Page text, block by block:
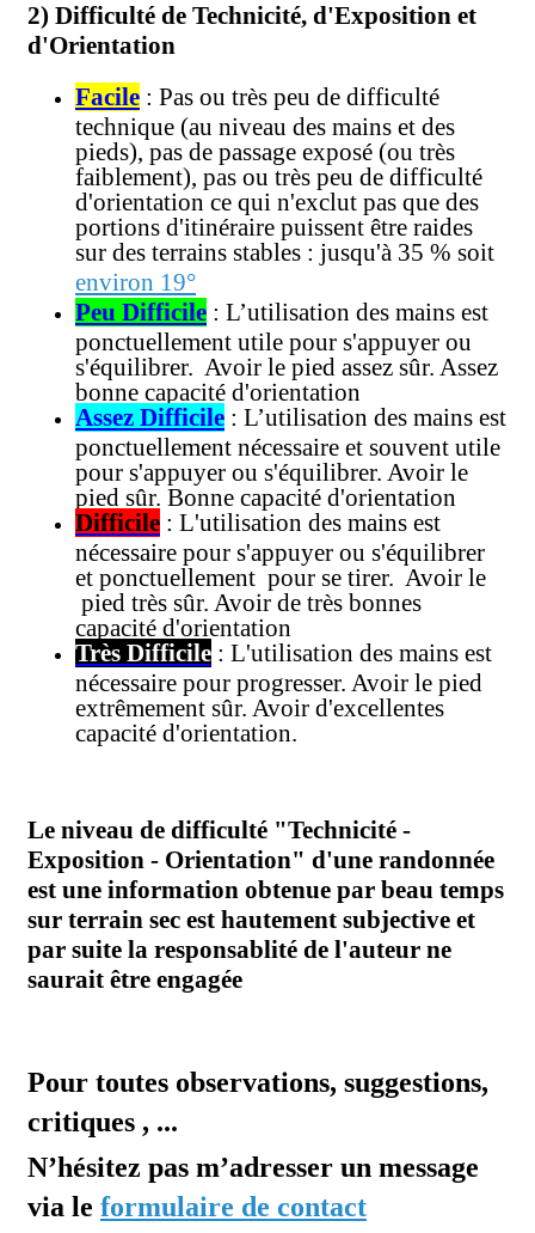
2) Difficulté de Technicité, d'Exposition et
d'Orientation
Facile : Pas ou très peu de difficulté
technique (au niveau des mains et des
pieds), pas de passage exposé (ou très
faiblement), pas ou très peu de difficulté
d'orientation ce qui n'exclut pas que des
portions d'itinéraire puissent être raides
sur des terrains stables : jusqu'à 35 % soit
environ 19°
Peu Difficile : L’utilisation des mains est
ponctuellement utile pour s'appuyer ou
s'équilibrer. Avoir le pied assez sûr. Assez
bonne capacité d'orientation
Assez Difficile : L’utilisation des mains est
ponctuellement nécessaire et souvent utile
pour s'appuyer ou s'équilibrer. Avoir le
pied sûr. Bonne capacité d'orientation
Difficile : L'utilisation des mains est
nécessaire pour s'appuyer ou s'équilibrer
et ponctuellement pour se tirer. Avoir le
pied très sûr. Avoir de très bonnes
capacité d'orientation
Très Difficile : L'utilisation des mains est
nécessaire pour progresser. Avoir le pied
extrêmement sûr. Avoir d'excellentes
capacité d'orientation.
Le niveau de difficulté "Technicité -
Exposition - Orientation" d'une randonnée
est une information obtenue par beau temps
sur terrain sec est hautement subjective et
par suite la responsablité de l'auteur ne
saurait être engagée
Pour toutes observations, suggestions,
critiques , ...
N’hésitez pas m’adresser un message
via le formulaire de contact